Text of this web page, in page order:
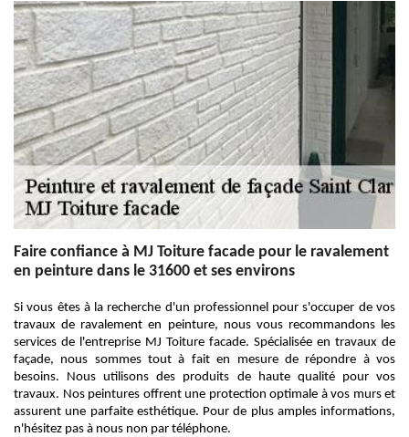
Faire confiance à MJ Toiture facade pour le ravalement
en peinture dans le 31600 et ses environs
Si vous êtes à la recherche d'un professionnel pour s'occuper de vos
travaux de ravalement en peinture, nous vous recommandons les
services de l'entreprise MJ Toiture facade. Spécialisée en travaux de
façade, nous sommes tout à fait en mesure de répondre à vos
besoins. Nous utilisons des produits de haute qualité pour vos
travaux. Nos peintures offrent une protection optimale à vos murs et
assurent une parfaite esthétique. Pour de plus amples informations,
n'hésitez pas à nous non par téléphone.